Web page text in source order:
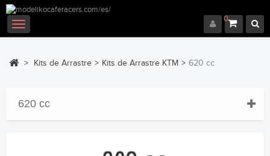
0
Navegación
Toggle
> Kits de Arrastre > Kits de Arrastre KTM > 620 cc
620 cc